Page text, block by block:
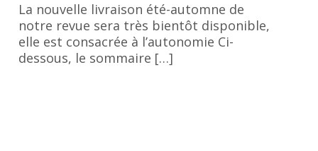
La nouvelle livraison été-automne de
notre revue sera très bientôt disponible,
elle est consacrée à l’autonomie Ci-
dessous, le sommaire […]